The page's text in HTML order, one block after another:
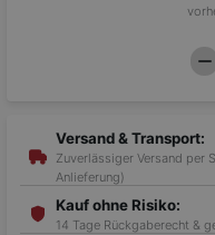
Versand & Transport:
Zuverlässiger Versand per
Anlieferung)
Kauf ohne Risiko:
14 Tage Rückgaberecht &